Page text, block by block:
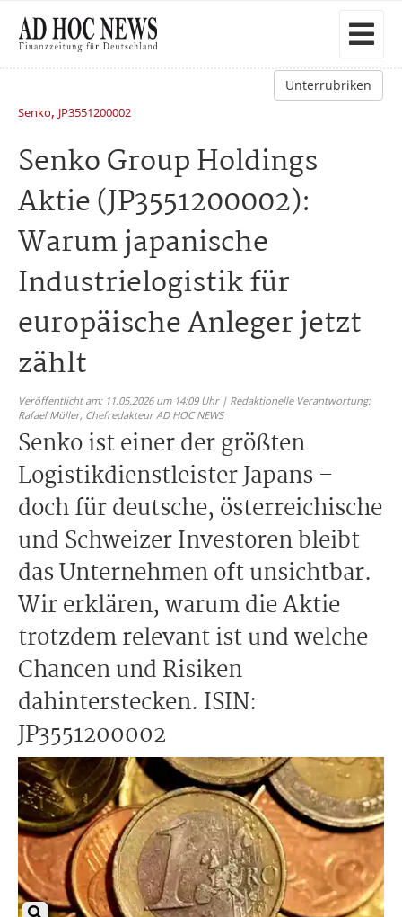
Unterrubriken
Senko, JP3551200002
Senko Group Holdings
Aktie (JP3551200002):
Warum japanische
Industrielogistik für
europäische Anleger jetzt
zählt
Veröffentlicht am: 11.05.2026 um 14:09 Uhr | Redaktionelle Verantwortung:
Rafael Müller, Chefredakteur AD HOC NEWS
Senko ist einer der größten
Logistikdienstleister Japans –
doch für deutsche, österreichische
und Schweizer Investoren bleibt
das Unternehmen oft unsichtbar.
Wir erklären, warum die Aktie
trotzdem relevant ist und welche
Chancen und Risiken
dahinterstecken. ISIN:
JP3551200002